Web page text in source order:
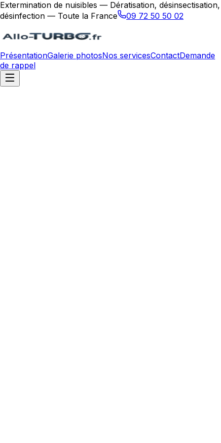
Extermination de nuisibles — Dératisation, désinsectisation,
désinfection — Toute la France
09 72 50 50 02
PrésentationGalerie photosNos servicesContactDemande
de rappel